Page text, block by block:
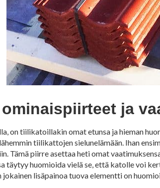
ja
on tiilikatoillakin omat etunsa ja hieman
tiilikattojen sielunelämään. Ihan
Tämä piirre asettaa heti omat
täytyy huomioida vielä se, että katolle voi
lisäpainoa tuova elementti on